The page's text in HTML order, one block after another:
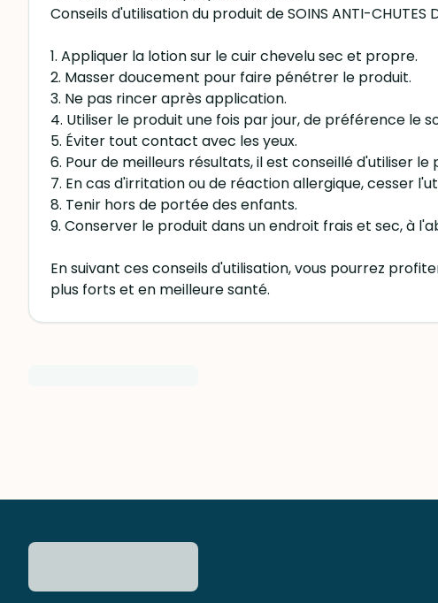
Conseils d'utilisation du produit de SOINS ANTI-CHUTES
1. Appliquer la lotion sur le cuir chevelu sec et propre.
2. Masser doucement pour faire pénétrer le produit.
3. Ne pas rincer après application.
4. Utiliser le produit une fois par jour, de préférence le
5. Éviter tout contact avec les yeux.
6. Pour de meilleurs résultats, il est conseillé d'utiliser
7. En cas d'irritation ou de réaction allergique, cesser
8. Tenir hors de portée des enfants.
9. Conserver le produit dans un endroit frais et sec, à
En suivant ces conseils d'utilisation, vous pourrez
plus forts et en meilleure santé.